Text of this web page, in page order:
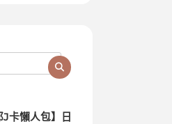
J卡懶人包】日